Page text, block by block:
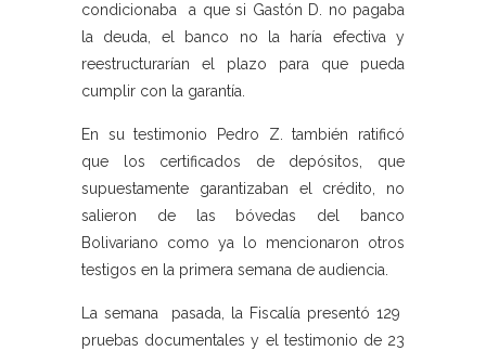
condicionaba a que si Gastón D. no pagaba
la deuda, el banco no la haría efectiva y
reestructurarían el plazo para que pueda
cumplir con la garantía.
En su testimonio Pedro Z. también ratificó
que los certificados de depósitos, que
supuestamente garantizaban el crédito, no
salieron de las bóvedas del banco
Bolivariano como ya lo mencionaron otros
testigos en la primera semana de audiencia.
La semana pasada, la Fiscalía presentó 129
pruebas documentales y el testimonio de 23